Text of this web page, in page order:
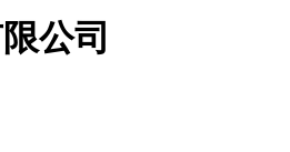
公司